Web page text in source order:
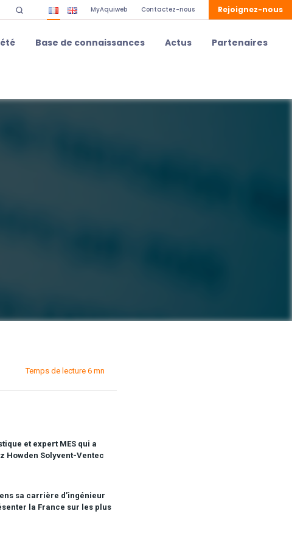
MyAquiweb Contactez-nous Rejoignez-nous
Base de connaissances Actus Partenaires
Temps de lecture 6 mn
et expert MES qui a
Howden Solyvent-Ventec
sa carrière d’ingénieur
la France sur les plus